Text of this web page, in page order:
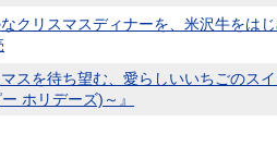
クリスマスディナーを、米沢牛をは
スを待ち望む、愛らしいいちごのス
ホリデーズ)～』